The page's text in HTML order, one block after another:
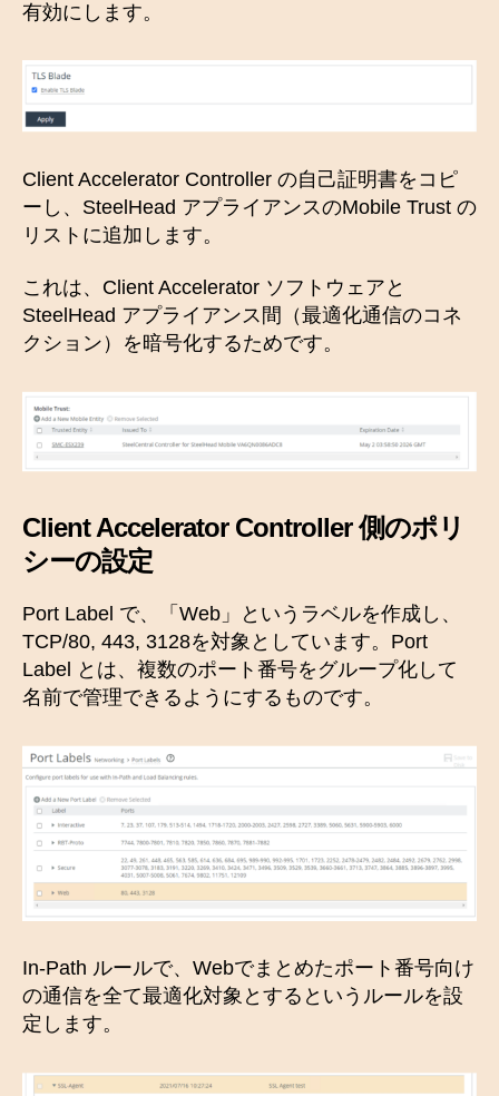
有効にします。
Client Accelerator Controller の自己証明書をコピ
ーし、SteelHead アプライアンスのMobile Trust の
リストに追加します。
これは、Client Accelerator ソフトウェアと
SteelHead アプライアンス間（最適化通信のコネ
クション）を暗号化するためです。
Client Accelerator Controller 側のポリ
シーの設定
Port Label で、「Web」というラベルを作成し、
TCP/80, 443, 3128を対象としています。Port
Label とは、複数のポート番号をグループ化して
名前で管理できるようにするものです。
In-Path ルールで、Webでまとめたポート番号向け
の通信を全て最適化対象とするというルールを設
定します。